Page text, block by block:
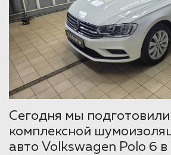
Сегодня мы
комплексной
авто Volkswagen Polo 6 в